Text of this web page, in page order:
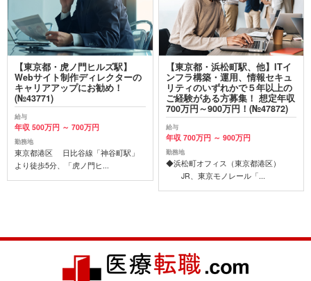
【東京都・虎ノ門ヒルズ駅】
Webサイト制作ディレクターの
キャリアアップにお勧め！
(№43771)
給与
年収 500万円 ～ 700万円
勤務地
東京都港区 日比谷線「神谷町駅」
より徒歩5分、「虎ノ門ヒ...
【東京都・浜松町駅、他】ITイ
ンフラ構築・運用、情報セキュ
リティのいずれかで５年以上の
ご経験がある方募集！ 想定年収
700万円～900万円！(№47872)
給与
年収 700万円 ～ 900万円
勤務地
◆浜松町オフィス（東京都港区）
JR、東京モノレール「...